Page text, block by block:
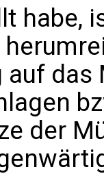
habe,
auf das
der